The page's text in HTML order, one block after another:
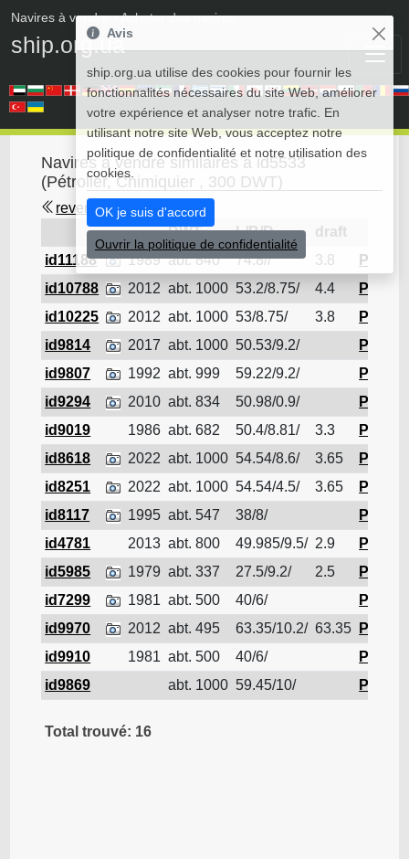
Navires à vendre• Acheter des navires
ship.org.ua
Navires à vendre similaires à id5533
(Pétrolier, Chimiquier , 300 DWT)
revenir en arrière
DWT
L/B/D
draft
id11188
1989 abt. 840 74.8// 3.8
id10788
2012 abt. 1000 53.2/8.75/ 4.4
id10225
2012 abt. 1000 53/8.75/ 3.8
id9814
2017 abt. 1000 50.53/9.2/
id9807
1992 abt. 999 59.22/9.2/
id9294
2010 abt. 834 50.98/0.9/
id9019
1986 abt. 682 50.4/8.81/ 3.3
id8618
2022 abt. 1000 54.54/8.6/ 3.65
id8251
2022 abt. 1000 54.54/4.5/ 3.65
id8117
1995 abt. 547 38/8/
id4781
2013 abt. 800 49.985/9.5/ 2.9
id5985
1979 abt. 337 27.5/9.2/ 2.5
id7299
1981 abt. 500 40/6/
id9970
2012 abt. 495 63.35/10.2/ 63.35
id9910
1981 abt. 500 40/6/
id9869
abt. 1000 59.45/10/
Total trouvé: 16
Avis
ship.org.ua utilise des cookies pour fournir les
fonctionnalités nécessaires du site Web, améliorer
votre expérience et analyser notre trafic. En
utilisant notre site Web, vous acceptez notre
politique de confidentialité et notre utilisation des
cookies.
OK je suis d'accord
Ouvrir la politique de confidentialité